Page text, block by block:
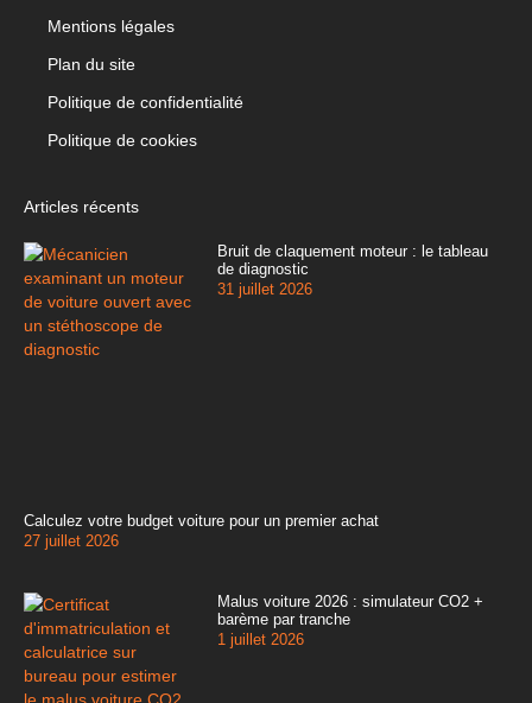
Mentions légales
Plan du site
Politique de confidentialité
Politique de cookies
Articles récents
Bruit de claquement moteur : le tableau
de diagnostic
31 juillet 2026
Calculez votre budget voiture pour un premier achat
27 juillet 2026
Malus voiture 2026 : simulateur CO2 +
barème par tranche
1 juillet 2026